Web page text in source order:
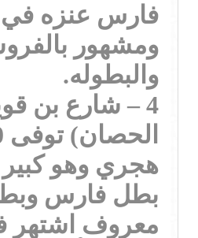
فارس عنزه في
ومشهور
والبطوله.
4 – شارع بن
هجري وهو
بطل فارس
معروف اشتهر